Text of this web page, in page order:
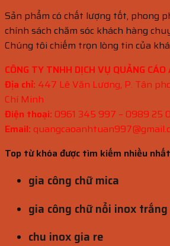
Sản phẩm có chất lượng tốt, phong
chính sách chăm sóc khách hàng
Chúng tôi chiếm trọn lòng tin của
CÔNG TY TNHH DỊCH VỤ QUẢNG
Địa chỉ: 447 Lê Văn Lương, P. Tân
Chí Minh
Điện thoại: 0961 345 997 – 0989 25
Email:
Top từ khóa được tìm kiếm nhiều nhất
gia công chữ mica
gia công chữ nổi inox trắng
chu inox gia re